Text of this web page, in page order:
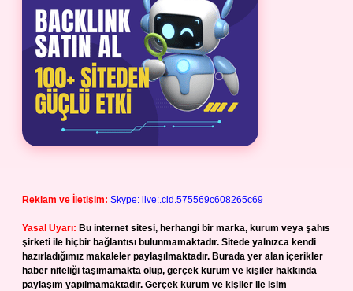
Reklam ve İletişim: Skype: live:.cid.575569c608265c69
Yasal Uyarı: Bu internet sitesi, herhangi bir marka, kurum veya şahıs
şirketi ile hiçbir bağlantısı bulunmamaktadır. Sitede yalnızca kendi
hazırladığımız makaleler paylaşılmaktadır. Burada yer alan içerikler
haber niteliği taşımamakta olup, gerçek kurum ve kişiler hakkında
paylaşım yapılmamaktadır. Gerçek kurum ve kişiler ile isim